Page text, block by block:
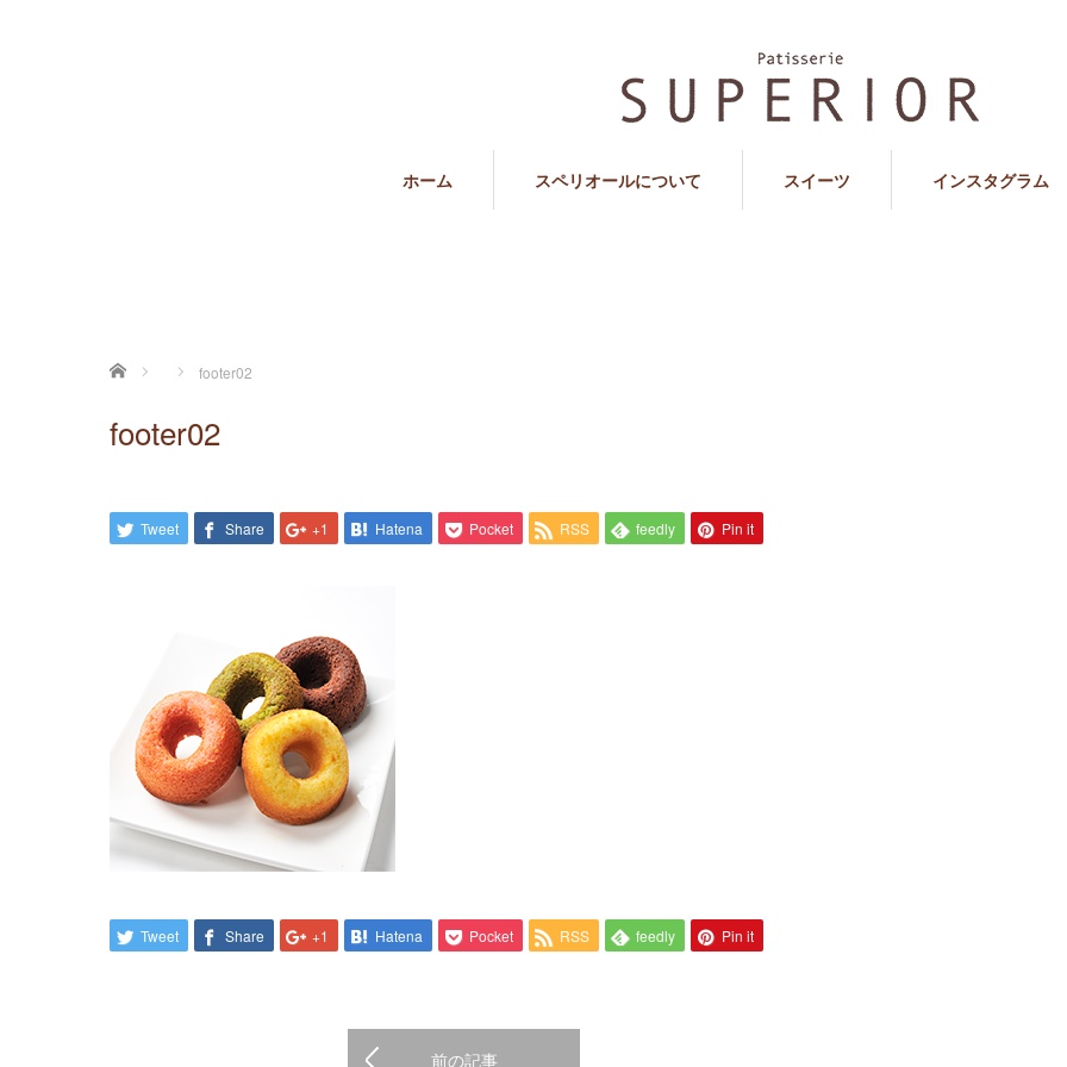
ホーム スペリオールについて スイーツ インスタグラム
ホーム footer02
footer02
Tweet Share +1 Hatena Pocket RSS feedly Pin it
Tweet Share +1 Hatena Pocket RSS feedly Pin it
前の記事